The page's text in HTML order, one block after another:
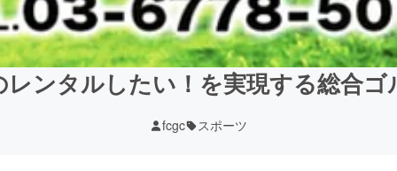
ンタルしたい！を実現する総合
fcgc スポーツ